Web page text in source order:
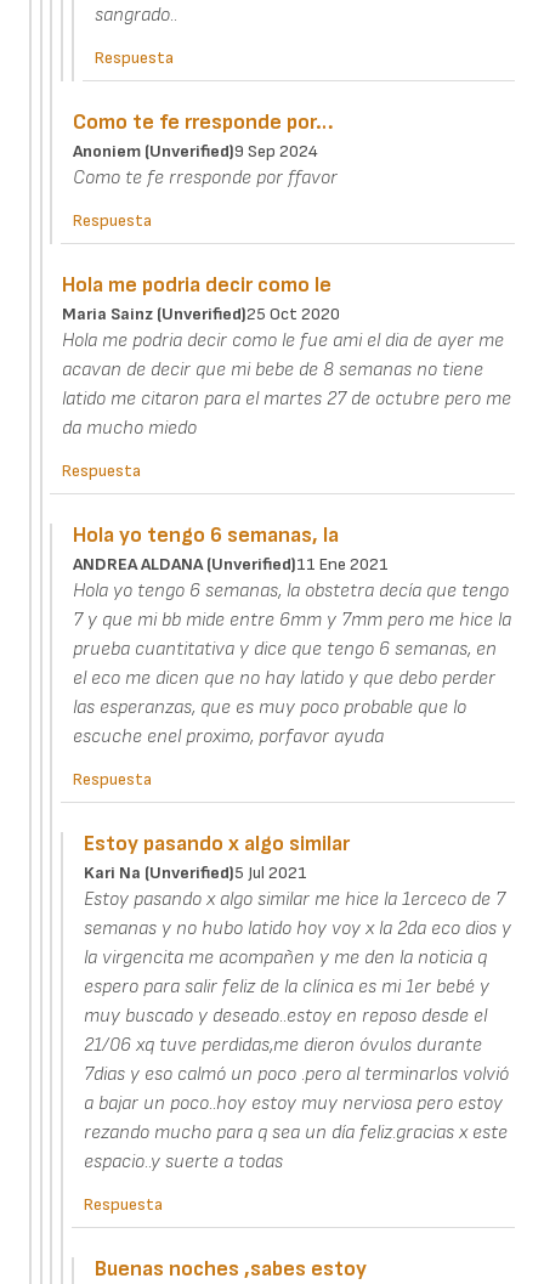
sangrado..
Respuesta
Como te fe rresponde por…
Anoniem (unverified)9 Sep 2024
Como te fe rresponde por ffavor
Respuesta
Hola me podria decir como le
Maria Sainz (unverified)25 Oct 2020
Hola me podria decir como le fue ami el dia de ayer me
acavan de decir que mi bebe de 8 semanas no tiene
latido me citaron para el martes 27 de octubre pero me
da mucho miedo
Respuesta
Hola yo tengo 6 semanas, la
ANDREA ALDANA (unverified)11 Ene 2021
Hola yo tengo 6 semanas, la obstetra decía que tengo
7 y que mi bb mide entre 6mm y 7mm pero me hice la
prueba cuantitativa y dice que tengo 6 semanas, en
el eco me dicen que no hay latido y que debo perder
las esperanzas, que es muy poco probable que lo
escuche enel proximo, porfavor ayuda
Respuesta
Estoy pasando x algo similar
Kari Na (unverified)5 Jul 2021
Estoy pasando x algo similar me hice la 1erceco de 7
semanas y no hubo latido hoy voy x la 2da eco dios y
la virgencita me acompañen y me den la noticia q
espero para salir feliz de la clínica es mi 1er bebé y
muy buscado y deseado..estoy en reposo desde el
21/06 xq tuve perdidas,me dieron óvulos durante
7dias y eso calmó un poco .pero al terminarlos volvió
a bajar un poco..hoy estoy muy nerviosa pero estoy
rezando mucho para q sea un día feliz.gracias x este
espacio..y suerte a todas
Respuesta
Buenas noches ,sabes estoy